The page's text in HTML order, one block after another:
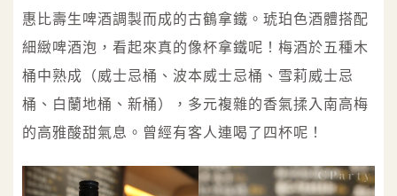
惠比壽生啤酒調製而成的古鶴拿鐵。琥珀色酒體搭配
細緻啤酒泡，看起來真的像杯拿鐵呢！梅酒於五種木
桶中熟成（威士忌桶、波本威士忌桶、雪莉威士忌
桶、白蘭地桶、新桶），多元複雜的香氣揉入南高梅
的高雅酸甜氣息。曾經有客人連喝了四杯呢！